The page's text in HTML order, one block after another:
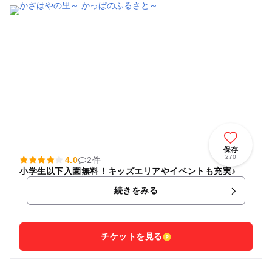
保存
270
4.0
2件
小学生以下入園無料！キッズエリアやイベントも充実♪
続きをみる
チケットを見る